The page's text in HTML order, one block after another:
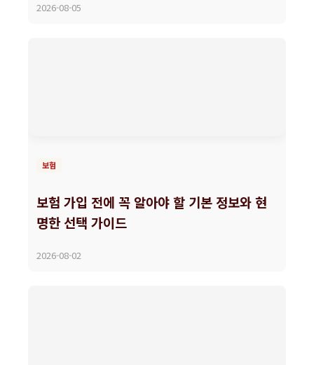
2026-08-05
보험
보험 가입 전에 꼭 알아야 할 기본 정보와 현
명한 선택 가이드
2026-08-02